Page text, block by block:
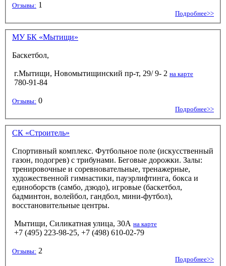
Отзывы: 1
Подробнее>>
МУ БК «Мытищи»
Баскетбол,
г.Мытищи, Новомытищинский пр-т, 29/ 9- 2 на карте
780-91-84
Отзывы: 0
Подробнее>>
СК «Строитель»
Спортивный комплекс. Футбольное поле (искусственный
газон, подогрев) с трибунами. Беговые дорожки. Залы:
тренировочные и соревновательные, тренажерные,
художественной гимнастики, пауэрлифтинга, бокса и
единоборств (самбо, дзюдо), игровые (баскетбол,
бадминтон, волейбол, гандбол, мини-футбол),
восстановительные центры.
Мытищи, Силикатная улица, 30А на карте
+7 (495) 223-98-25, +7 (498) 610-02-79
Отзывы: 2
Подробнее>>